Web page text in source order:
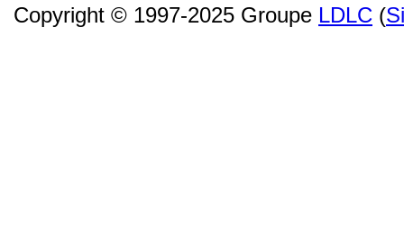
Copyright © 1997-2025 Groupe LDLC (